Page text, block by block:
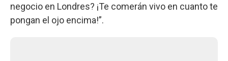
negocio en Londres? ¡Te comerán vivo en cuanto te
pongan el ojo encima!”.